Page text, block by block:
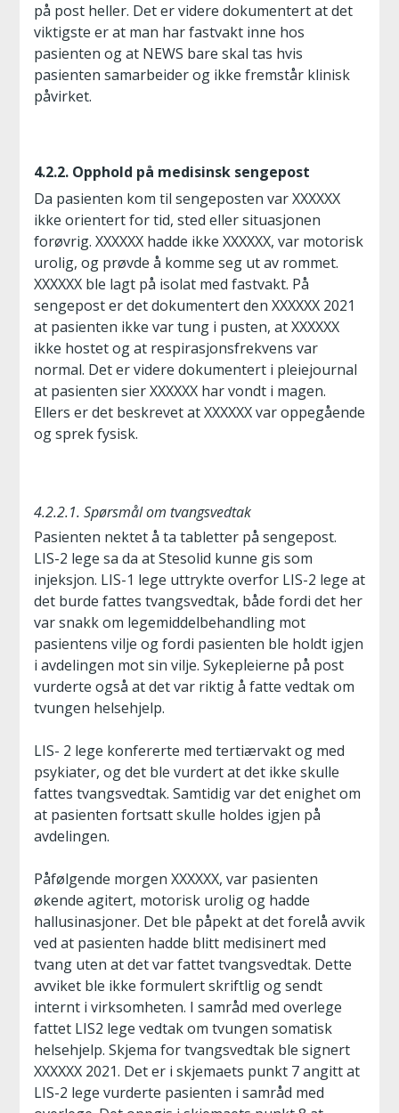
på post heller. Det er videre dokumentert at det
viktigste er at man har fastvakt inne hos
pasienten og at NEWS bare skal tas hvis
pasienten samarbeider og ikke fremstår klinisk
påvirket.
4.2.2. Opphold på medisinsk sengepost
Da pasienten kom til sengeposten var XXXXXX
ikke orientert for tid, sted eller situasjonen
forøvrig. XXXXXX hadde ikke XXXXXX, var motorisk
urolig, og prøvde å komme seg ut av rommet.
XXXXXX ble lagt på isolat med fastvakt. På
sengepost er det dokumentert den XXXXXX 2021
at pasienten ikke var tung i pusten, at XXXXXX
ikke hostet og at respirasjonsfrekvens var
normal. Det er videre dokumentert i pleiejournal
at pasienten sier XXXXXX har vondt i magen.
Ellers er det beskrevet at XXXXXX var oppegående
og sprek fysisk.
4.2.2.1. Spørsmål om tvangsvedtak
Pasienten nektet å ta tabletter på sengepost.
LIS-2 lege sa da at Stesolid kunne gis som
injeksjon. LIS-1 lege uttrykte overfor LIS-2 lege at
det burde fattes tvangsvedtak, både fordi det her
var snakk om legemiddelbehandling mot
pasientens vilje og fordi pasienten ble holdt igjen
i avdelingen mot sin vilje. Sykepleierne på post
vurderte også at det var riktig å fatte vedtak om
tvungen helsehjelp.
LIS- 2 lege konfererte med tertiærvakt og med
psykiater, og det ble vurdert at det ikke skulle
fattes tvangsvedtak. Samtidig var det enighet om
at pasienten fortsatt skulle holdes igjen på
avdelingen.
Påfølgende morgen XXXXXX, var pasienten
økende agitert, motorisk urolig og hadde
hallusinasjoner. Det ble påpekt at det forelå avvik
ved at pasienten hadde blitt medisinert med
tvang uten at det var fattet tvangsvedtak. Dette
avviket ble ikke formulert skriftlig og sendt
internt i virksomheten. I samråd med overlege
fattet LIS2 lege vedtak om tvungen somatisk
helsehjelp. Skjema for tvangsvedtak ble signert
XXXXXX 2021. Det er i skjemaets punkt 7 angitt at
LIS-2 lege vurderte pasienten i samråd med